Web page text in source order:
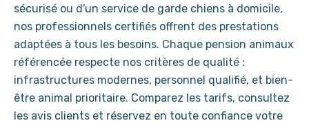
sécurisé ou d'un service de garde chiens à domicile,
nos professionnels certifiés offrent des prestations
adaptées à tous les besoins. Chaque pension animaux
référencée respecte nos critères de qualité :
infrastructures modernes, personnel qualifié, et bien-
être animal prioritaire. Comparez les tarifs, consultez
les avis clients et réservez en toute confiance votre